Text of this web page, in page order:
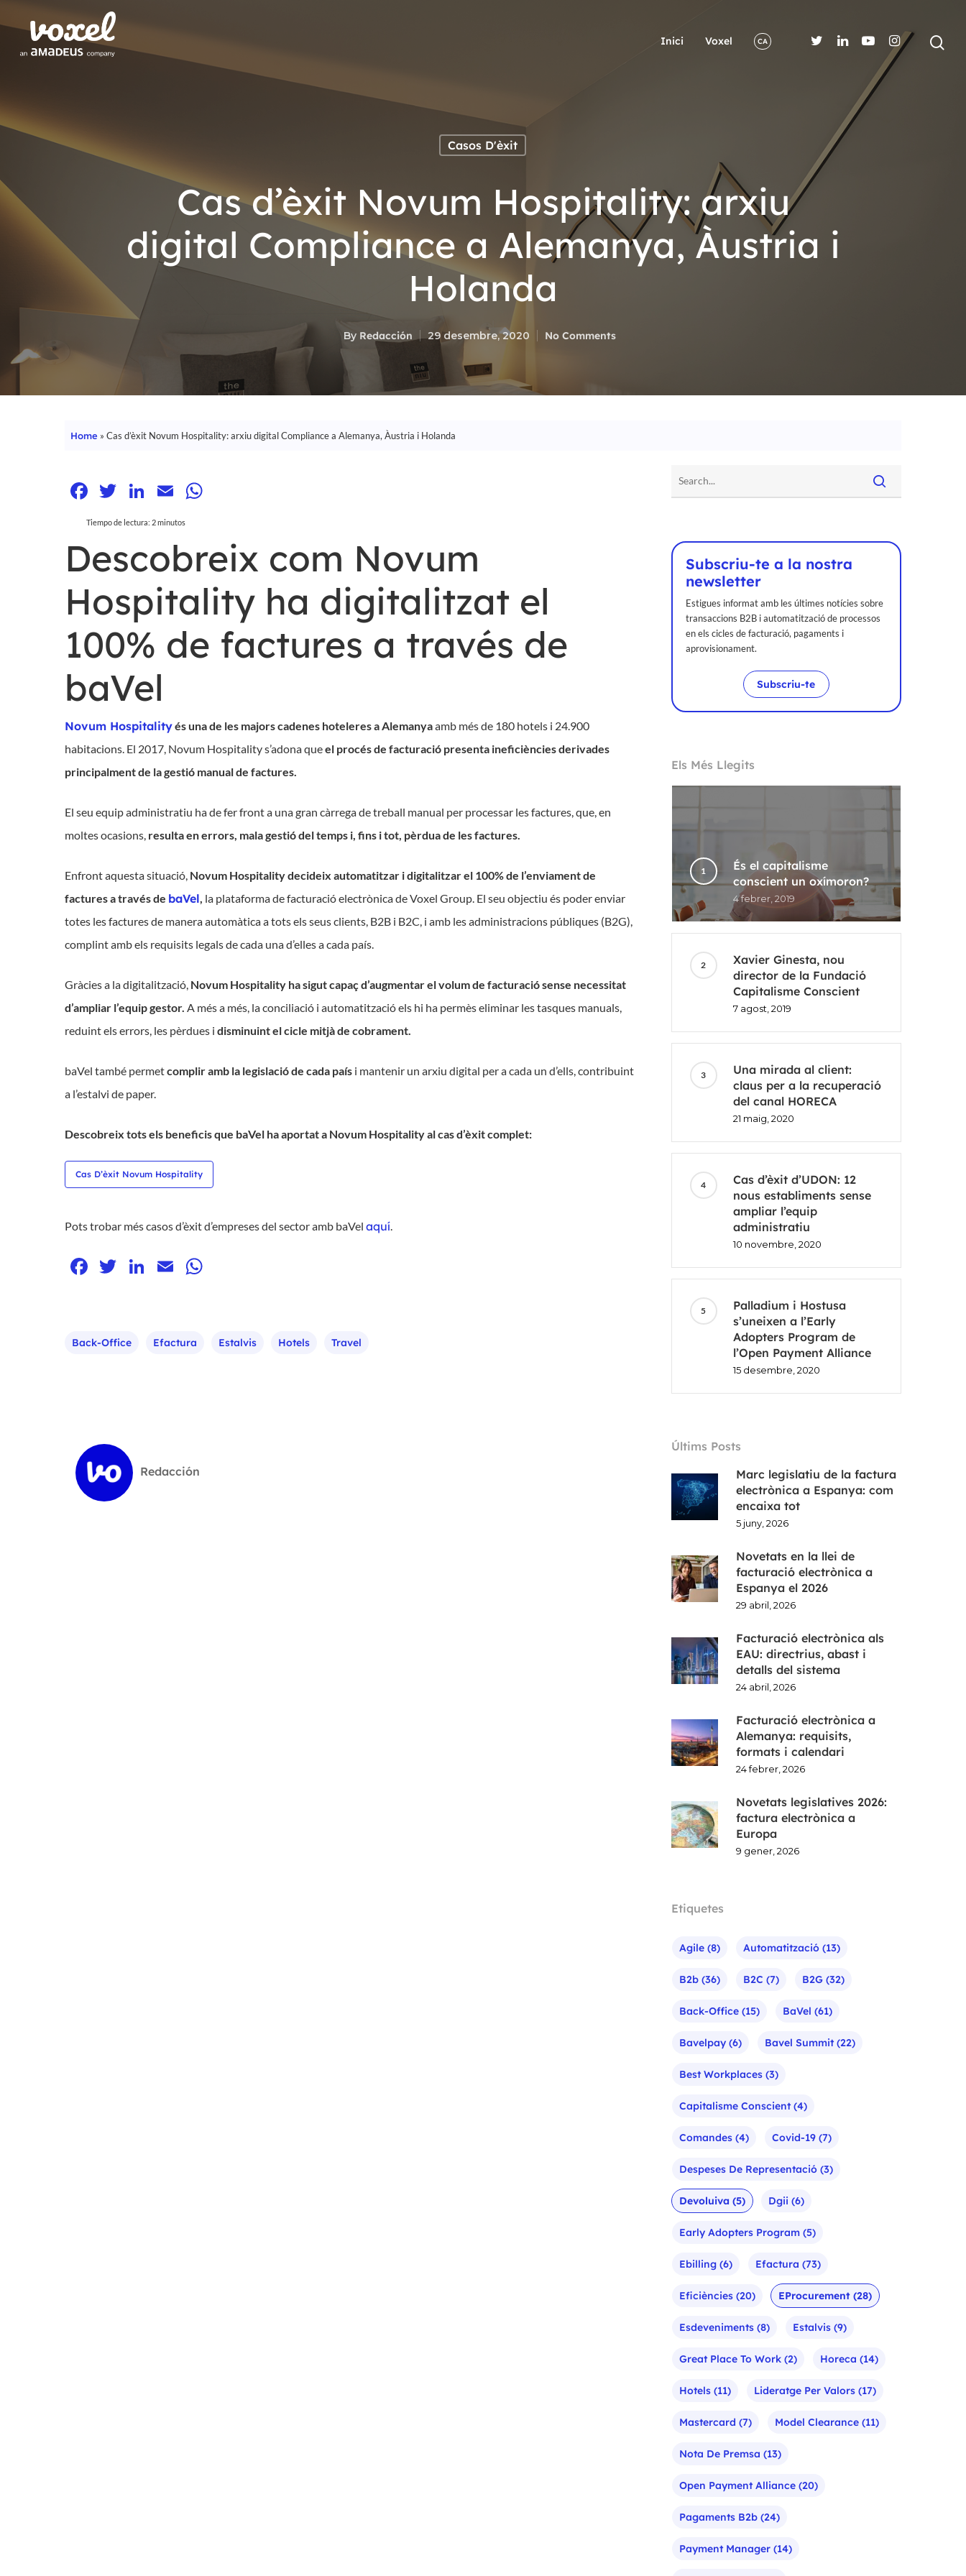
Hit enter to search or ESC to close
Inici Voxel CA
Casos D'èxit
Cas d’èxit Novum Hospitality: arxiu
digital Compliance a Alemanya, Àustria i
Holanda
By Redacción 29 desembre, 2020 No Comments
Home » Cas d’èxit Novum Hospitality: arxiu digital Compliance a Alemanya, Àustria i Holanda
Facebook
Twitter
LinkedIn
Email
Tiempo de lectura: 2minutos
Descobreix com Novum
Hospitality ha digitalitzat el
100% de factures a través de
baVel
Novum Hospitalityés una de les majors cadenes hoteleres a Alemanyaamb més de 180 hotels i 24.900
habitacions. El 2017, Novum Hospitalitys’adona queel procés de facturació presenta ineficiències derivades
principalment de la gestió manual de factures.
El seu equip administratiu ha de fer front a una gran càrrega de treball manual per processar les factures, que, en
moltes ocasions, resulta en errors, mala gestió del temps i, fins i tot, pèrdua de les factures.
Enfront aquesta situació, Novum Hospitality decideix automatitzar i digitalitzar el 100% de l’enviament de
factures a través de baVel, la plataforma de facturació electrònica de Voxel Group. El seu objectiu és poder enviar
totes les factures de manera automàtica a tots els seus clients, B2B i B2C, i amb les administracions públiques (B2G),
complint amb els requisits legals de cada una d’elles a cada país.
Gràcies a la digitalització, Novum Hospitality ha sigut capaç d’augmentar el volum de facturació sense necessitat
d’ampliar l’equip gestor. A més a més, la conciliació i automatització els hi ha permès eliminar les tasques manuals,
reduint els errors, les pèrdues i disminuint el cicle mitjà de cobrament.
baVel també permetcomplir amb la legislació de cada país i mantenir un arxiu digital per a cada un d’ells, contribuint
a l’estalvi de paper.
Descobreix tots els beneficis que baVel ha aportat a Novum Hospitality al cas d’èxit complet:
Cas D’èxit Novum Hospitality
Pots trobar més casos d’èxit d’empreses del sector amb baVel aquí.
Facebook
Twitter
LinkedIn
Email
Back-Office Efactura Estalvis Hotels Travel
Redacción
Subscriu-te a la nostra
newsletter
Estigues informat amb les últimes notícies sobre
transaccions B2B i automatització de processos
en els cicles de facturació, pagaments i
aprovisionament.
Subscriu-te
Els Més Llegits
És el capitalisme
conscient un oxímoron?
4 febrer, 2019
Xavier Ginesta, nou
director de la Fundació
Capitalisme Conscient
7 agost, 2019
Una mirada al client:
claus per a la recuperació
del canal HORECA
21 maig, 2020
Cas d’èxit d’UDON: 12
nous establiments sense
ampliar l’equip
administratiu
10 novembre, 2020
Palladium i Hostusa
s’uneixen a l’Early
Adopters Program de
l’Open Payment Alliance
15 desembre, 2020
Últims Posts
Marc legislatiu de la factura
electrònica a Espanya: com
encaixa tot
5 juny, 2026
Novetats en la llei de
facturació electrònica a
Espanya el 2026
29 abril, 2026
Facturació electrònica als
EAU: directrius, abast i
detalls del sistema
24 abril, 2026
Facturació electrònica a
Alemanya: requisits,
formats i calendari
24 febrer, 2026
Novetats legislatives 2026:
factura electrònica a
Europa
9 gener, 2026
Etiquetes
Agile(8) Automatització(13)
B2b(36) B2C (7) B2G(32)
Back-Office(15) BaVel (61)
Bavelpay(6) Bavel Summit(22)
Best Workplaces(3)
Capitalisme Conscient(4)
Comandes(4) Covid-19(7)
Despeses De Representació(3)
Devoluiva (5) Dgii (6)
Early Adopters Program(5)
Ebilling(6) Efactura (73)
Eficiències(20) EProcurement(28)
Esdeveniments(8) Estalvis(9)
Great Place To Work(2) Horeca (14)
Hotels(11) Lideratge Per Valors(17)
Mastercard (7) Model Clearance(11)
Nota De Premsa (13)
Open Payment Alliance(20)
Pagaments B2b(24)
Payment Manager(14)